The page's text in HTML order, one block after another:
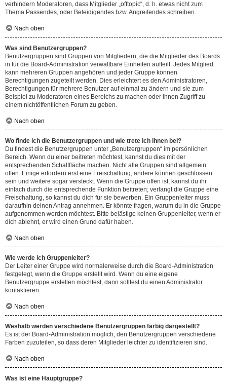
verhindern Moderatoren, dass Mitglieder „offtopic“, d. h. etwas nicht zum
Thema Passendes, oder Beleidigendes bzw. Angreifendes schreiben.
Nach oben
Was sind Benutzergruppen?
Benutzergruppen sind Gruppen von Mitgliedern, die die Mitglieder des Boards
in für die Board-Administration verwaltbare Einheiten aufteilt. Jedes Mitglied
kann mehreren Gruppen angehören und jeder Gruppe können
Berechtigungen zugeteilt werden. Dies erleichtert es den Administratoren,
Berechtigungen für mehrere Benutzer auf einmal zu ändern und sie zum
Beispiel zu Moderatoren eines Bereichs zu machen oder ihnen Zugriff zu
einem nichtöffentlichen Forum zu geben.
Nach oben
Wo finde ich die Benutzergruppen und wie trete ich ihnen bei?
Du findest die Benutzergruppen unter „Benutzergruppen“ im persönlichen
Bereich. Wenn du einer beitreten möchtest, kannst du dies mit der
entsprechenden Schaltfläche machen. Nicht alle Gruppen sind allgemein
offen. Einige erfordern erst eine Freischaltung, andere können geschlossen
sein und weitere sogar versteckt. Wenn die Gruppe offen ist, kannst du ihr
einfach durch die entsprechende Funktion beitreten; verlangt die Gruppe eine
Freischaltung, so kannst du dich für sie bewerben. Ein Gruppenleiter muss
daraufhin deinen Antrag annehmen. Er könnte fragen, warum du in die Gruppe
aufgenommen werden möchtest. Bitte belästige keinen Gruppenleiter, wenn er
dich ablehnt, er wird einen Grund dafür haben.
Nach oben
Wie werde ich Gruppenleiter?
Der Leiter einer Gruppe wird normalerweise durch die Board-Administration
festgelegt, wenn die Gruppe erstellt wird. Wenn du eine eigene
Benutzergruppe erstellen möchtest, dann solltest du einen Administrator
kontaktieren.
Nach oben
Weshalb werden verschiedene Benutzergruppen farbig dargestellt?
Es ist der Board-Administration möglich, den Benutzergruppen verschiedene
Farben zuzuteilen, so dass deren Mitglieder leichter zu identifizieren sind.
Nach oben
Was ist eine Hauptgruppe?